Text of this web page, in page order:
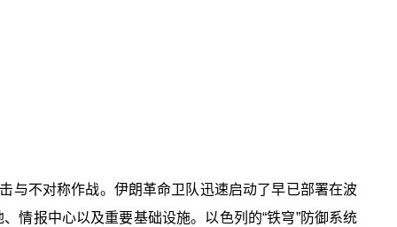
与不对称作战。伊朗革命卫队迅速启动了早已部署在波
情报中心以及重要基础设施。以色列的“铁穹”防御系统